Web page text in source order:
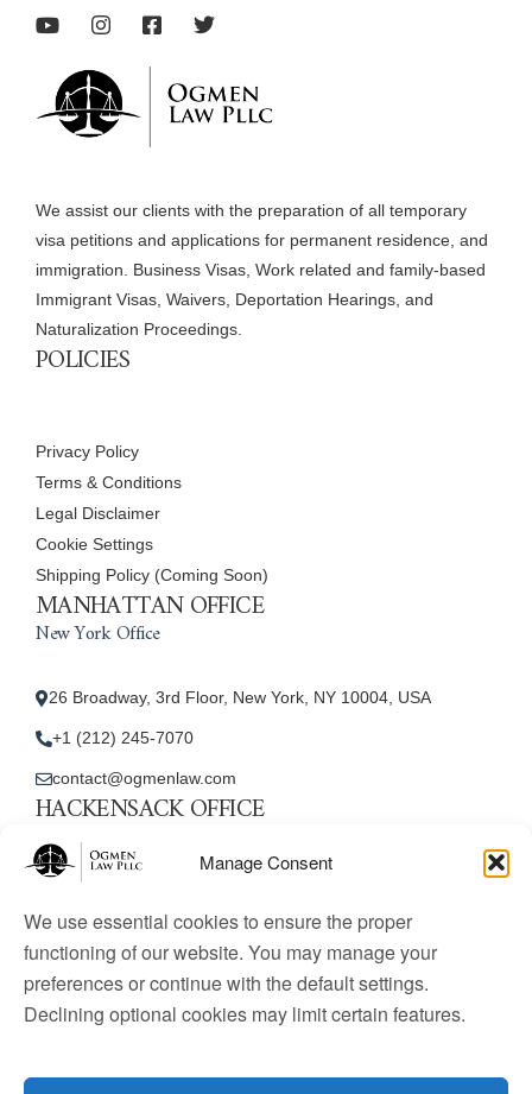
Manage Consent
We use essential cookies to ensure the proper
functioning of our website. You may manage your
preferences or continue with the default settings.
Declining optional cookies may limit certain features.
We assist our clients with the preparation of all temporary
visa petitions and applications for permanent residence, and
immigration. Business Visas, Work related and family-based
Immigrant Visas, Waivers, Deportation Hearings, and
Naturalization Proceedings.
POLICIES
Privacy Policy
Terms & Conditions
Legal Disclaimer
Cookie Settings
Shipping Policy (Coming Soon)
MANHATTAN OFFICE
New York Office
26 Broadway, 3rd Floor, New York, NY 10004, USA
+1 (212) 245-7070
contact@ogmenlaw.com
HACKENSACK OFFICE
New Jersey Office
contact@ogmenlaw.com